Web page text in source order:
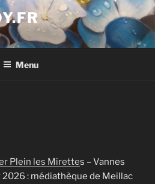
Menu
Plein les Mirettes – Vannes
: médiathèque de Meillac